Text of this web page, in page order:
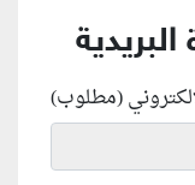
(مطلوب)